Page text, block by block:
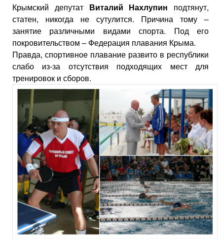
Крымский депутат Виталий Нахлупин подтянут,
статен, никогда не сутулится. Причина тому –
занятие различными видами спорта. Под его
покровительством – Федерация плавания Крыма.
Правда, спортивное плавание развито в республики
слабо из-за отсутствия подходящих мест для
тренировок и сборов.